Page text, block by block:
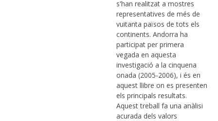
s'han realitzat a mostres
representatives de més de
vuitanta països de tots els
continents. Andorra ha
participat per primera
vegada en aquesta
investigació a la cinquena
onada (2005-2006), i és en
aquest llibre on es presenten
els principals resultats.
Aquest treball fa una anàlisi
acurada dels valors